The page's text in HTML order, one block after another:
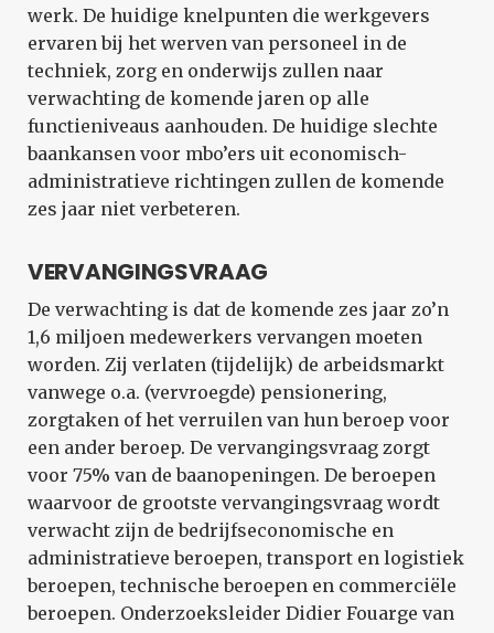
werk. De huidige knelpunten die werkgevers
ervaren bij het werven van personeel in de
techniek, zorg en onderwijs zullen naar
verwachting de komende jaren op alle
functieniveaus aanhouden. De huidige slechte
baankansen voor mbo’ers uit economisch-
administratieve richtingen zullen de komende
zes jaar niet verbeteren.
VERVANGINGSVRAAG
De verwachting is dat de komende zes jaar zo’n
1,6 miljoen medewerkers vervangen moeten
worden. Zij verlaten (tijdelijk) de arbeidsmarkt
vanwege o.a. (vervroegde) pensionering,
zorgtaken of het verruilen van hun beroep voor
een ander beroep. De vervangingsvraag zorgt
voor 75% van de baanopeningen. De beroepen
waarvoor de grootste vervangingsvraag wordt
verwacht zijn de bedrijfseconomische en
administratieve beroepen, transport en logistiek
beroepen, technische beroepen en commerciële
beroepen. Onderzoeksleider Didier Fouarge van